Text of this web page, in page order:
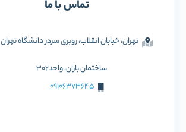
تماس با ما
تهران، خیابان انقلاب، روبری سردر دانشگاه تهران
ساختمان باران، واحد302
09106373645